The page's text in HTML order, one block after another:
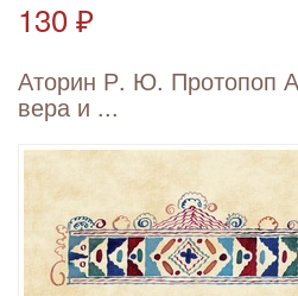
130 ₽
Аторин Р. Ю. Протопоп
вера и ...